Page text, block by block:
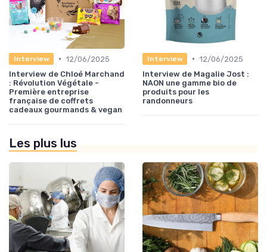
Interview • 12/06/2025
Interview de Chloé Marchand
: Révolution Végétale -
Première entreprise
française de coffrets
cadeaux gourmands & vegan
Interview • 12/06/2025
Interview de Magalie Jost :
NAON une gamme bio de
produits pour les
randonneurs
Les plus lus